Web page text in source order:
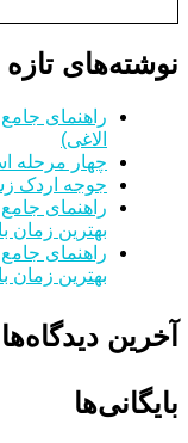
نوشته‌های تازه
راهنمای
الاغی)
چهار مرحله
جوجه اردک
راهنمای
بهترین زمان
راهنمای
بهترین زمان
آخرین دیدگاه‌ها
بایگانی‌ها